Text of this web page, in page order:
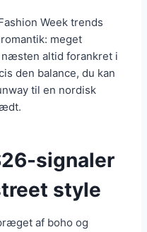
Week trends
meget
altid forankret i
den balance, du kan
til en nordisk
signaler
style
af boho og